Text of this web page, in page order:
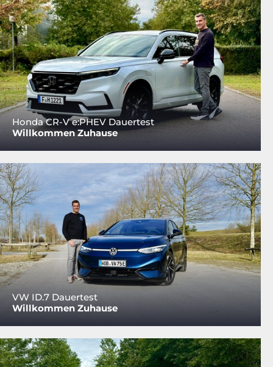
Honda CR-V e:PHEV Dauertest
Willkommen Zuhause
VW ID.7 Dauertest
Willkommen Zuhause